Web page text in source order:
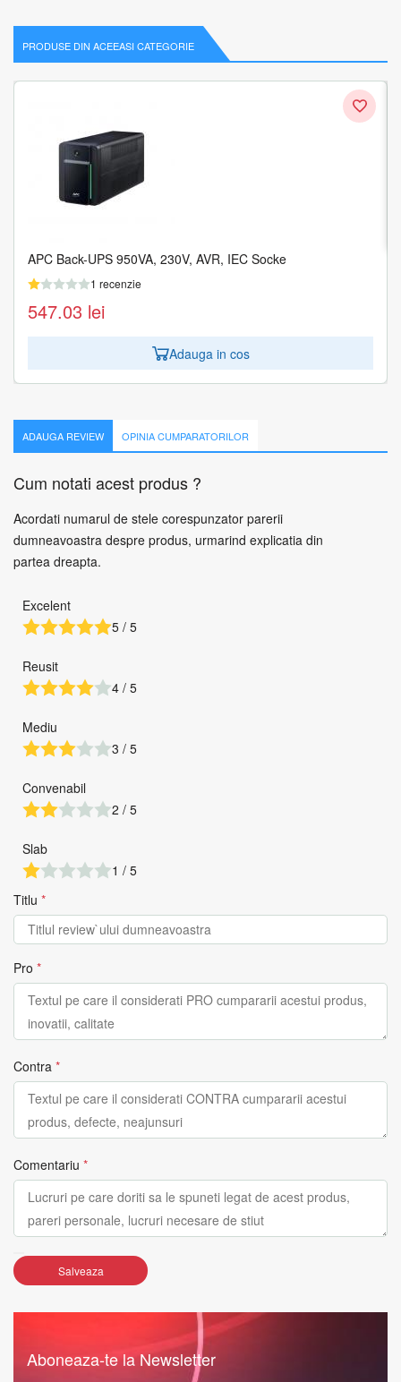
PRODUSE DIN ACEEASI CATEGORIE
APC Back-UPS 950VA, 230V, AVR, IEC Socke
1 recenzie
547.03 lei
Adauga in cos
UPS NJOY Aira 600 centrale de incalzire
1 recenzie
ADAUGA REVIEW OPINIA CUMPARATORILOR
Cum notati acest produs ?
Acordati numarul de stele corespunzator parerii
dumneavoastra despre produs, urmarind explicatia din
partea dreapta.
Excelent
5 / 5
Reusit
4 / 5
Mediu
3 / 5
Convenabil
2 / 5
Slab
1 / 5
Titlu *
Pro *
Contra *
Comentariu *
Salveaza
Aboneaza-te la Newsletter